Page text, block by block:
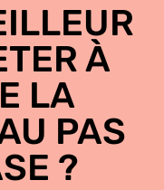
À
LA
PAS
?